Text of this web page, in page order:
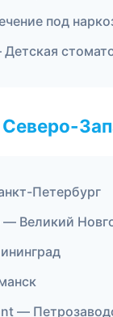
под
Северо-
Петербург
— Великий
—